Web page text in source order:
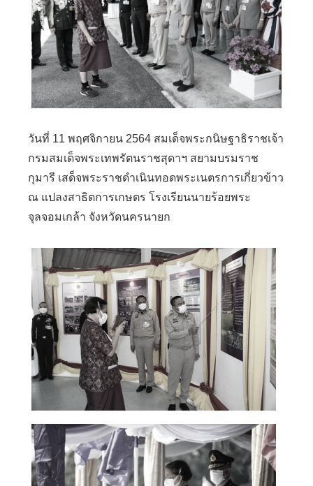
วันที่ 11 พฤศจิกายน 2564 สมเด็จพระกนิษฐาธิราชเจ้า
กรมสมเด็จพระเทพรัตนราชสุดาฯ สยามบรมราช
กุมารี เสด็จพระราชดำเนินทอดพระเนตรการเกี่ยวข้าว
ณ แปลงสาธิตการเกษตร โรงเรียนนายร้อยพระ
จุลจอมเกล้า จังหวัดนครนายก